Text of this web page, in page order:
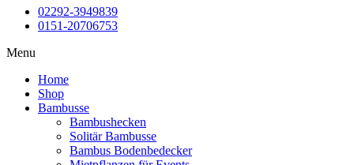
02292-3949839
0151-20706753
Menu
Home
Shop
Bambusse
Bambushecken
Solitär Bambusse
Bambus Bodenbedecker